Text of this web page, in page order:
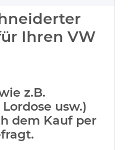
Ihren VW
z.B.
usw.)
dem Kauf per